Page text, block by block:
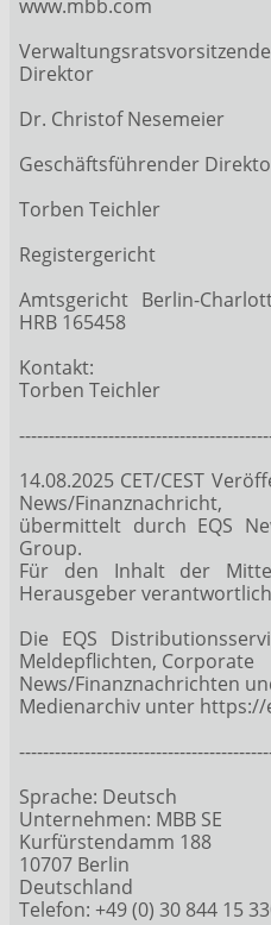
www.mbb.com
Direktor
Dr. Christof Nesemeier
Geschäftsführender
Torben Teichler
Registergericht
Amtsgericht Berlin-
HRB 165458
Kontakt:
Torben Teichler
14.08.2025 CET/CEST
News/Finanznachricht,
übermittelt durch EQS
Group.
Für den Inhalt der
Herausgeber
Die EQS
Meldepflichten, Corporate
News/Finanznachrichten
Medienarchiv unter https://
Sprache: Deutsch
Unternehmen: MBB SE
Kurfürstendamm 188
10707 Berlin
Deutschland
Telefon: +49 (0) 30 844 15